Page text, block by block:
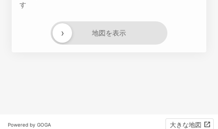
す
地図を表示
›
Powered by GOGA 大きな地図